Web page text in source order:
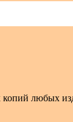
копий любых